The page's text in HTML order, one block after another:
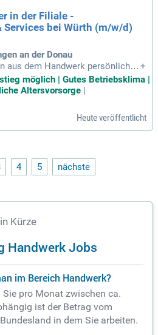
in der Filiale -
Services bei Würth (m/w/d)
an der Donau
aus dem Handwerk persönlich v
und unterstützen sie bei kurz
Befestigungsmaterial über Wer
und chemisch-technische
+
möglich | Gutes Betriebsklima |
Altersvorsorge |
Heute veröffentlicht
4 5 nächste
Kürze
Handwerk Jobs
im Bereich Handwerk?
pro Monat zwischen ca.
ist der Betrag vom
in dem Sie arbeiten.